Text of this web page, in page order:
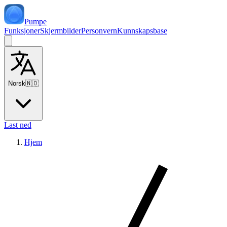
Pumpe
FunksjonerSkjermbilderPersonvernKunnskapsbase
Norsk🇳🇴
Last ned
Hjem